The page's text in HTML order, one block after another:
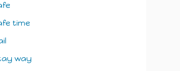
time
way